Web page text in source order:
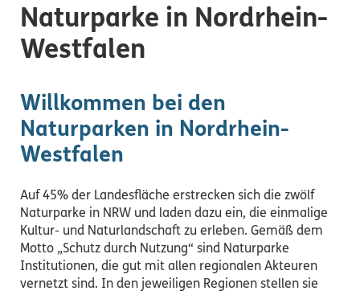
Naturparke in Nordrhein-
Westfalen
Willkommen bei den
Naturparken in Nordrhein-
Westfalen
Auf 45% der Landesfläche erstrecken sich die zwölf
Naturparke in NRW und laden dazu ein, die einmalige
Kultur- und Naturlandschaft zu erleben. Gemäß dem
Motto „Schutz durch Nutzung“ sind Naturparke
Institutionen, die gut mit allen regionalen Akteuren
vernetzt sind. In den jeweiligen Regionen stellen sie